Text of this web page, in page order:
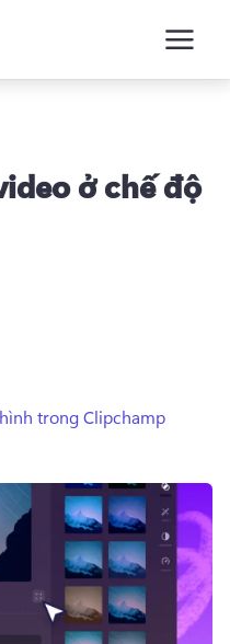
ở chế độ
trong Clipchamp